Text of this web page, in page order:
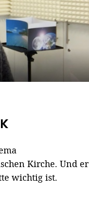
Kirche. Und er
wichtig ist.